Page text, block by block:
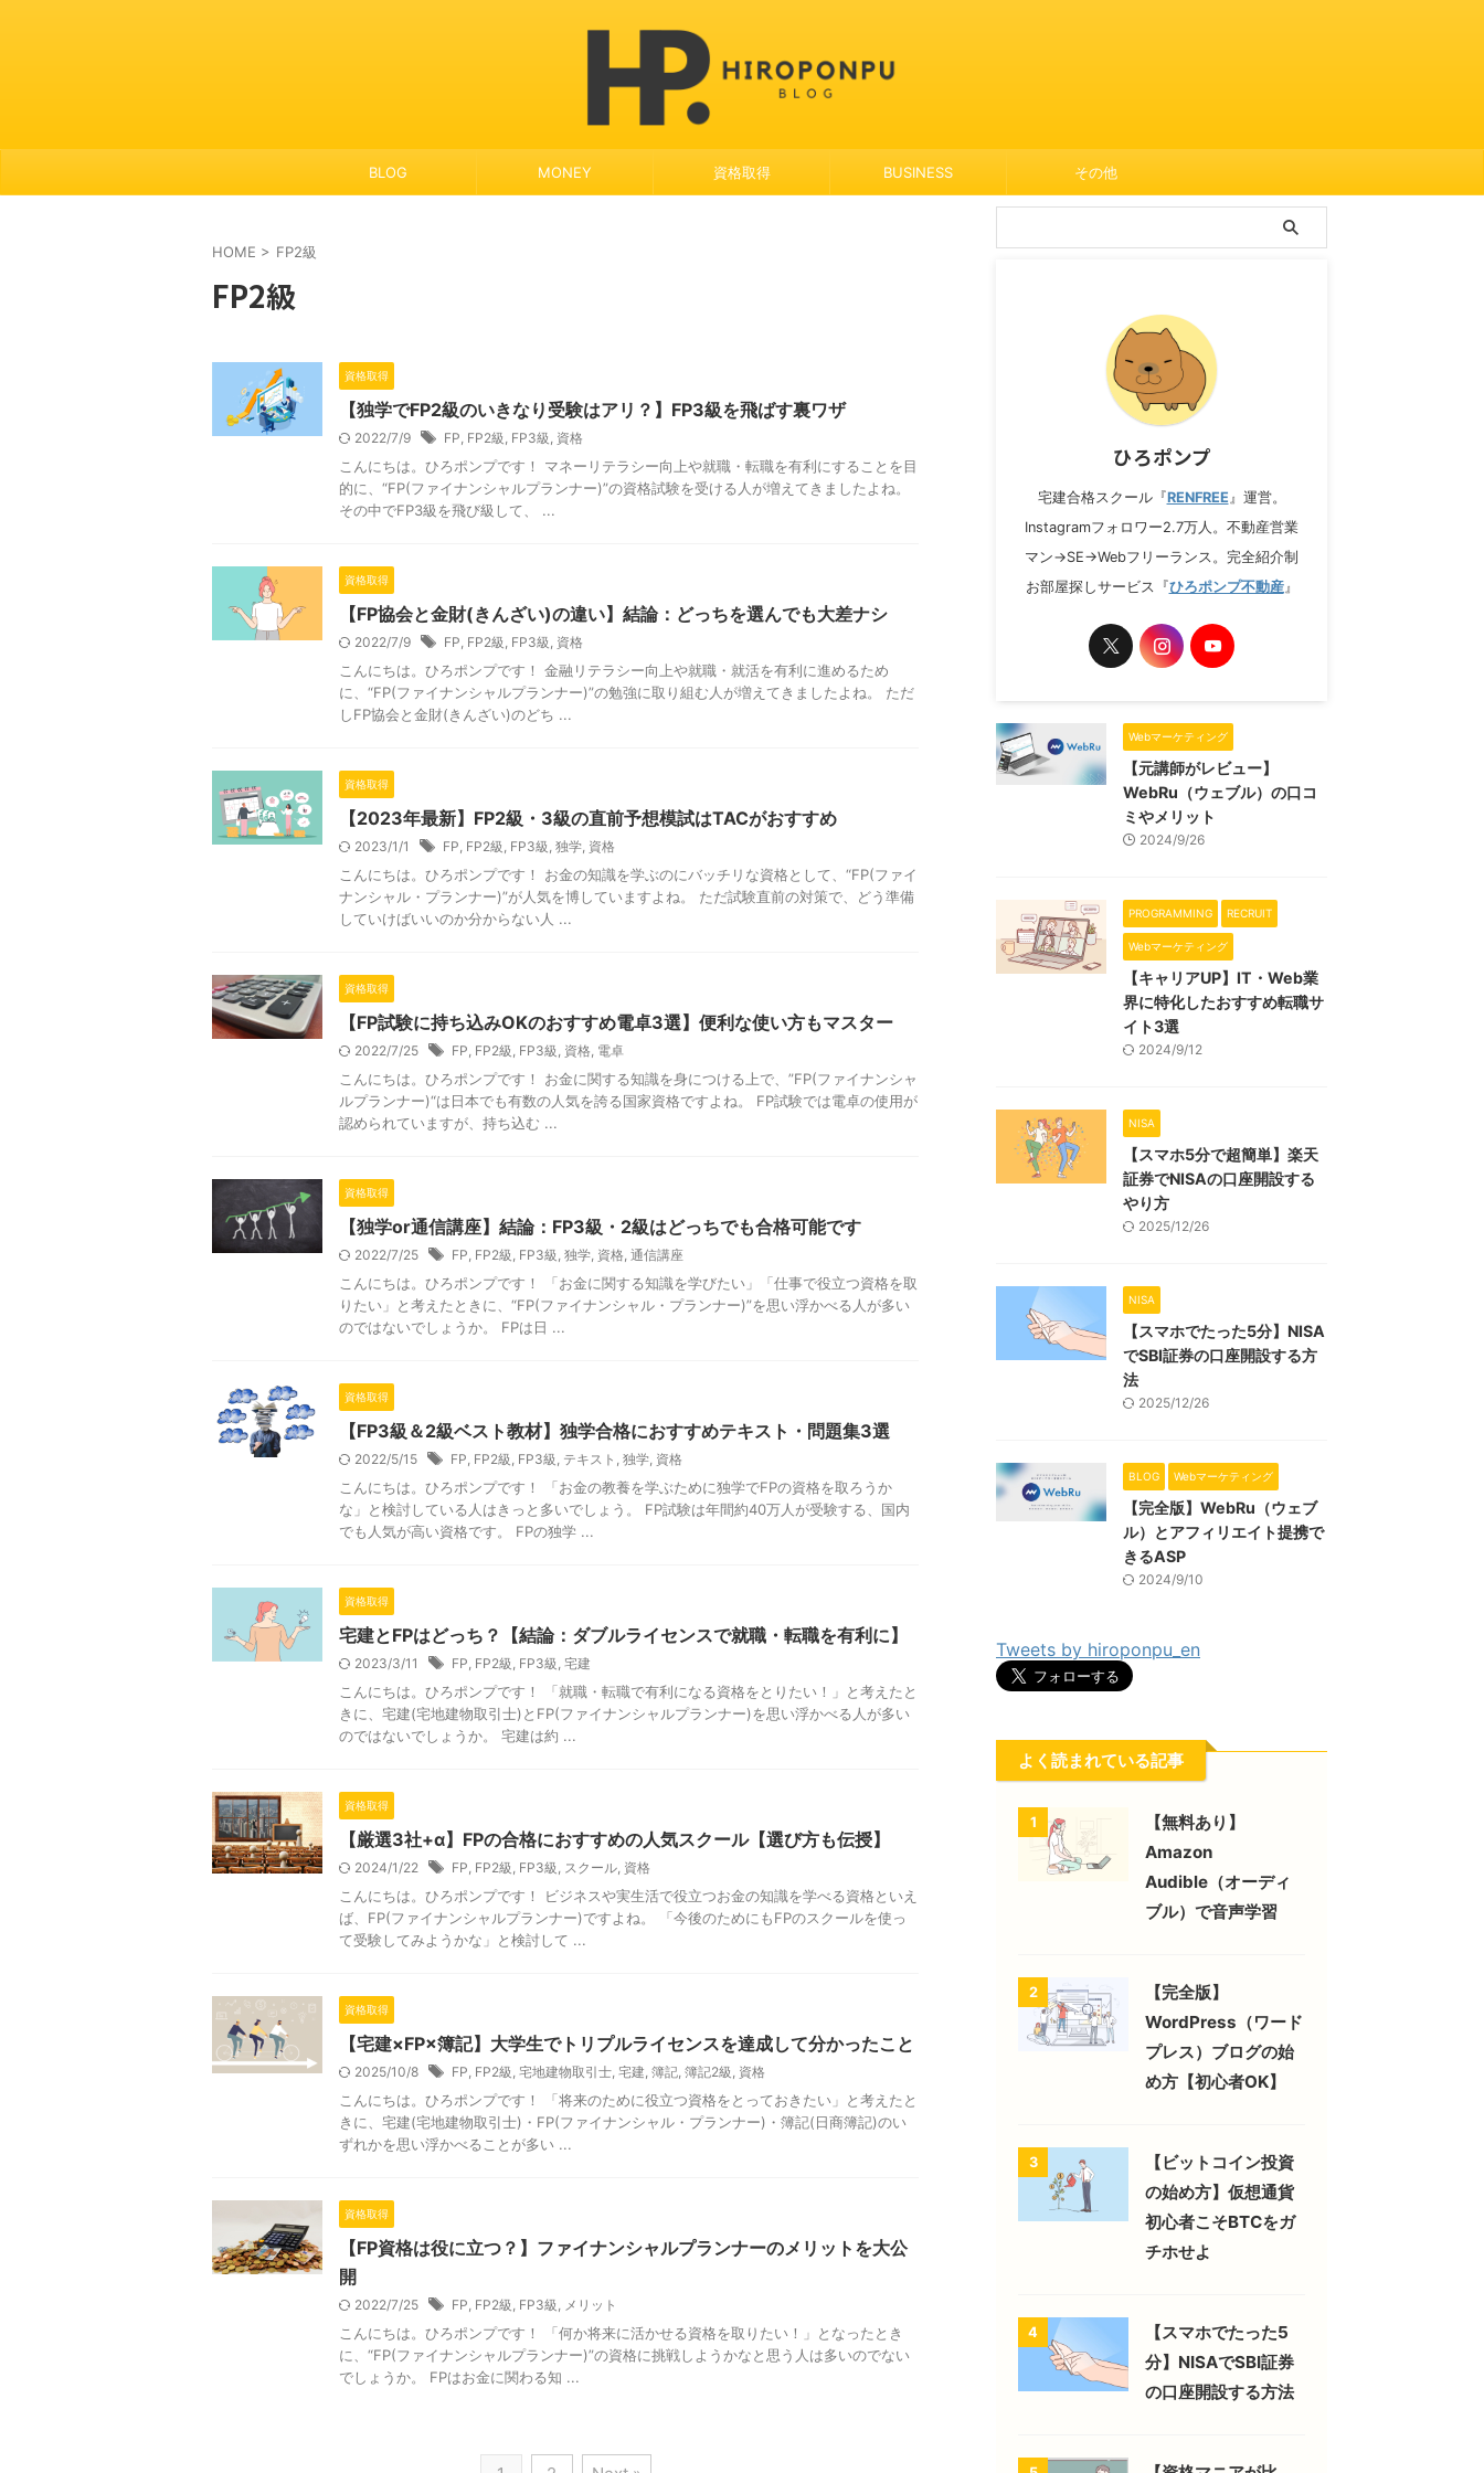
BLOG MONEY 資格取得 BUSINESS その他
HOME > FP2級
FP2級
資格取得
【独学でFP2級のいきなり受験はアリ？】FP3級を飛ばす裏ワザ
2022/7/9 FP, FP2級 , FP3級 , 資格
こんにちは。ひろポンプです！ マネーリテラシー向上や就職・転職を有利にすることを目
的に、“FP(ファイナンシャルプランナー)”の資格試験を受ける人が増えてきましたよね。
その中でFP3級を飛び級して、 ...
資格取得
【FP協会と金財(きんざい)の違い】結論：どっちを選んでも大差ナシ
2022/7/9 FP, FP2級 , FP3級 , 資格
こんにちは。ひろポンプです！ 金融リテラシー向上や就職・就活を有利に進めるため
に、“FP(ファイナンシャルプランナー)”の勉強に取り組む人が増えてきましたよね。 ただ
しFP協会と金財(きんざい)のどち ...
資格取得
【2023年最新】FP2級・3級の直前予想模試はTACがおすすめ
2023/1/1 FP, FP2級 , FP3級 , 独学, 資格
こんにちは。ひろポンプです！ お金の知識を学ぶのにバッチリな資格として、“FP(ファイ
ナンシャル・プランナー)”が人気を博していますよね。 ただ試験直前の対策で、どう準備
していけばいいのか分からない人 ...
資格取得
【FP試験に持ち込みOKのおすすめ電卓3選】便利な使い方もマスター
2022/7/25 FP, FP2級 , FP3級 , 資格, 電卓
こんにちは。ひろポンプです！ お金に関する知識を身につける上で、”FP(ファイナンシャ
ルプランナー)“は日本でも有数の人気を誇る国家資格ですよね。 FP試験では電卓の使用が
認められていますが、持ち込む ...
資格取得
【独学or通信講座】結論：FP3級・2級はどっちでも合格可能です
2022/7/25 FP, FP2級 , FP3級 , 独学, 資格, 通信講座
こんにちは。ひろポンプです！ 「お金に関する知識を学びたい」「仕事で役立つ資格を取
りたい」と考えたときに、“FP(ファイナンシャル・プランナー)”を思い浮かべる人が多い
のではないでしょうか。 FPは日 ...
資格取得
【FP3級＆2級ベスト教材】独学合格におすすめテキスト・問題集3選
2022/5/15 FP, FP2級 , FP3級 , テキスト , 独学, 資格
こんにちは。ひろポンプです！ 「お金の教養を学ぶために独学でFPの資格を取ろうか
な」と検討している人はきっと多いでしょう。 FP試験は年間約40万人が受験する、国内
でも人気が高い資格です。 FPの独学 ...
資格取得
宅建とFPはどっち？【結論：ダブルライセンスで就職・転職を有利に】
2023/3/11 FP, FP2級 , FP3級 , 宅建
こんにちは。ひろポンプです！ 「就職・転職で有利になる資格をとりたい！」と考えたと
きに、宅建(宅地建物取引士)とFP(ファイナンシャルプランナー)を思い浮かべる人が多い
のではないでしょうか。 宅建は約 ...
資格取得
【厳選3社+α】FPの合格におすすめの人気スクール【選び方も伝授】
2024/1/22 FP, FP2級 , FP3級 , スクール, 資格
こんにちは。ひろポンプです！ ビジネスや実生活で役立つお金の知識を学べる資格といえ
ば、FP(ファイナンシャルプランナー)ですよね。 「今後のためにもFPのスクールを使っ
て受験してみようかな」と検討して ...
資格取得
【宅建×FP×簿記】大学生でトリプルライセンスを達成して分かったこと
2025/10/8 FP, FP2級 , 宅地建物取引士, 宅建, 簿記, 簿記2級 , 資格
こんにちは。ひろポンプです！ 「将来のために役立つ資格をとっておきたい」と考えたと
きに、宅建(宅地建物取引士)・FP(ファイナンシャル・プランナー)・簿記(日商簿記)のい
ずれかを思い浮かべることが多い ...
資格取得
【FP資格は役に立つ？】ファイナンシャルプランナーのメリットを大公
開
2022/7/25 FP, FP2級 , FP3級 , メリット
こんにちは。ひろポンプです！ 「何か将来に活かせる資格を取りたい！」となったとき
に、“FP(ファイナンシャルプランナー)”の資格に挑戦しようかなと思う人は多いのでない
でしょうか。 FPはお金に関わる知 ...
ひろポンプ
宅建合格スクール『RENFREE』運営。
Instagramフォロワー2.7万人。不動産営業
マン→SE→Webフリーランス。完全紹介制
お部屋探しサービス『ひろポンプ不動産』
Webマーケティング
【元講師がレビュー】
WebRu（ウェブル）の口コ
ミやメリット
2024/9/26
PROGRAMMING RECRUIT
Webマーケティング
【キャリアUP】IT・Web業
界に特化したおすすめ転職サ
イト3選
2024/9/12
NISA
【スマホ5分で超簡単】楽天
証券でNISAの口座開設する
やり方
2025/12/26
NISA
【スマホでたった5分】NISA
でSBI証券の口座開設する方
法
2025/12/26
BLOG Webマーケティング
【完全版】WebRu（ウェブ
ル）とアフィリエイト提携で
きるASP
2024/9/10
Tweets by hiroponpu_en
よく読まれている記事
1
【無料あり】
Amazon
Audible（オーディ
ブル）で音声学習
2
【完全版】
WordPress（ワード
プレス）ブログの始
め方【初心者OK】
3
【ビットコイン投資
の始め方】仮想通貨
初心者こそBTCをガ
チホせよ
4
【スマホでたった5
分】NISAでSBI証券
の口座開設する方法